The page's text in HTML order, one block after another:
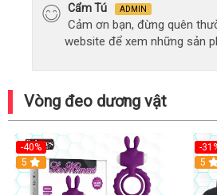
Cẩm Tú ADMIN
Cảm ơn bạn, đừng quên
website để xem những sản
Vòng đeo dương vật
-40%
5
-
5